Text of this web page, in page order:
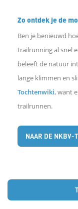
b
o
k
D
Zo ontdek je de
Ben je benieuwd
trailrunning al snel
beleeft de natuur
lange klimmen en
Tochtenwiki, want
trailrunnen.
NAAR DE NKBV-